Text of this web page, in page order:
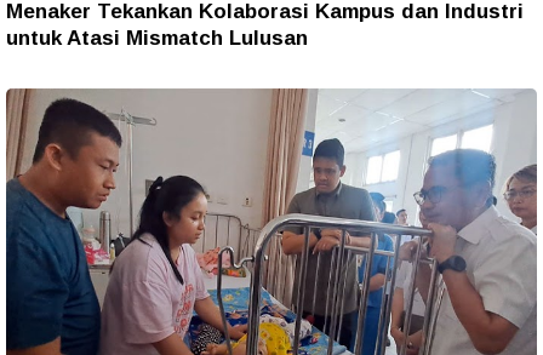
Menaker Tekankan Kolaborasi Kampus dan Industri
untuk Atasi Mismatch Lulusan